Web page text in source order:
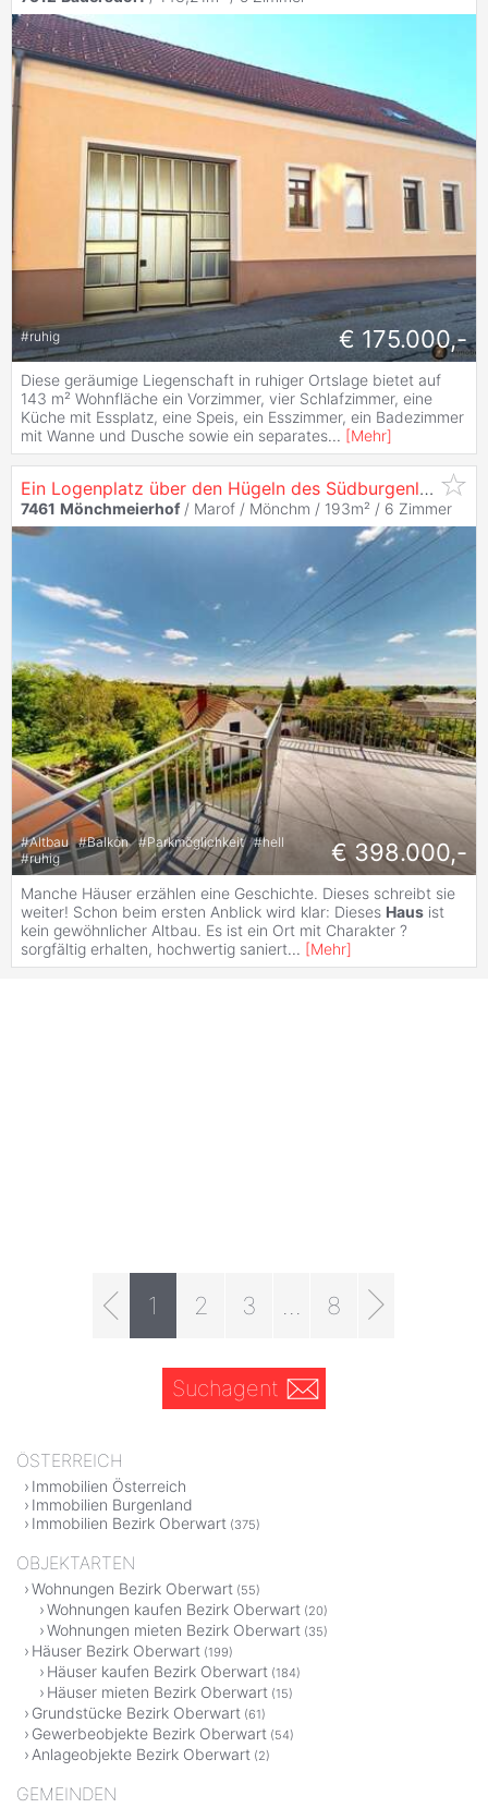
#ruhig € 175.000,-
Diese geräumige Liegenschaft in ruhiger Ortslage bietet auf
143 m² Wohnfläche ein Vorzimmer, vier Schlafzimmer, eine
Küche mit Essplatz, eine Speis, ein Esszimmer, ein Badezimmer
mit Wanne und Dusche sowie ein separates... [Mehr]
Ein Logenplatz über den Hügeln des Südburgenlandes
7461 Mönchmeierhof / Marof / Mönchm / 193m² / 6 Zimmer
#Altbau #Balkon #Parkmöglichkeit #hell
#ruhig € 398.000,-
Manche Häuser erzählen eine Geschichte. Dieses schreibt sie
weiter! Schon beim ersten Anblick wird klar: Dieses Haus ist
kein gewöhnlicher Altbau. Es ist ein Ort mit Charakter ?
sorgfältig erhalten, hochwertig saniert... [Mehr]
1 2 3 8
Suchagent
ÖSTERREICH
Immobilien Österreich
Immobilien Burgenland
Immobilien Bezirk Oberwart (375)
OBJEKTARTEN
Wohnungen Bezirk Oberwart (55)
Wohnungen kaufen Bezirk Oberwart (20)
Wohnungen mieten Bezirk Oberwart (35)
Häuser Bezirk Oberwart (199)
Häuser kaufen Bezirk Oberwart (184)
Häuser mieten Bezirk Oberwart (15)
Grundstücke Bezirk Oberwart (61)
Gewerbeobjekte Bezirk Oberwart (54)
Anlageobjekte Bezirk Oberwart (2)
GEMEINDEN